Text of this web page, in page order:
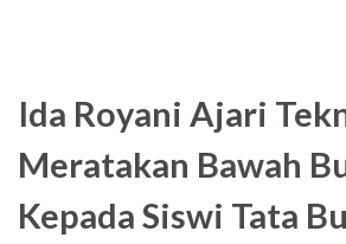
Ida Royani Ajari
Meratakan Bawah
Kepada Siswi Tata